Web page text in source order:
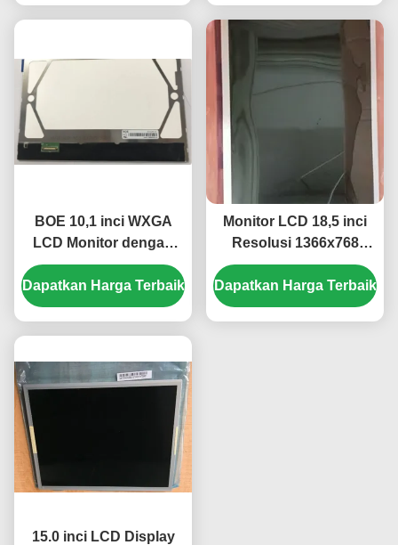
BOE 10,1 inci WXGA
LCD Monitor dengan
1280 × 800 Resolusi dan
250 cd / m2 Kecerahan
Dapatkan Harga Terbaik
Monitor LCD 18,5 inci
Resolusi 1366x768
dengan Kecerahan
250cd/m2 dan Lampu
Latar WLED 30K Jam
Dapatkan Harga Terbaik
15.0 inci LCD Display